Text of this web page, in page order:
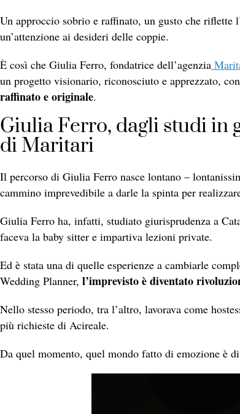
Un approccio sobrio e raffinato, un gusto che riflette
un’attenzione ai desideri delle coppie.
È così che Giulia Ferro, fondatrice dell’agenzia
un progetto visionario, riconosciuto e apprezzato,
raffinato e originale.
Giulia Ferro, dagli studi in
di Maritari
Il percorso di Giulia Ferro nasce lontano –
cammino imprevedibile a darle la spinta per
Giulia Ferro ha, infatti, studiato giurisprudenza a
faceva la baby sitter e impartiva lezioni private.
Ed è stata una di quelle esperienze a cambiarle
Wedding Planner, l’imprevisto è diventato
Nello stesso periodo, tra l’altro, lavorava come
più richieste di Acireale.
Da quel momento, quel mondo fatto di emozione è